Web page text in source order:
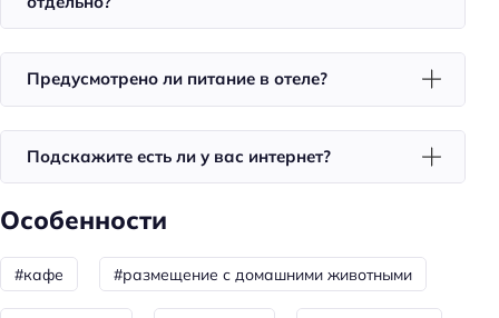
Стиральная машина
Мини-бар
Номера для курящих
Халат
Предусмотрено ли питание в отеле?
Подскажите есть ли у вас интернет?
Особенности
#кафе #размещение с домашними животными